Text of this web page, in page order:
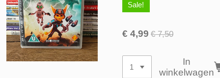
Sale!
€ 4,99 € 7,50
In
winkelwagen